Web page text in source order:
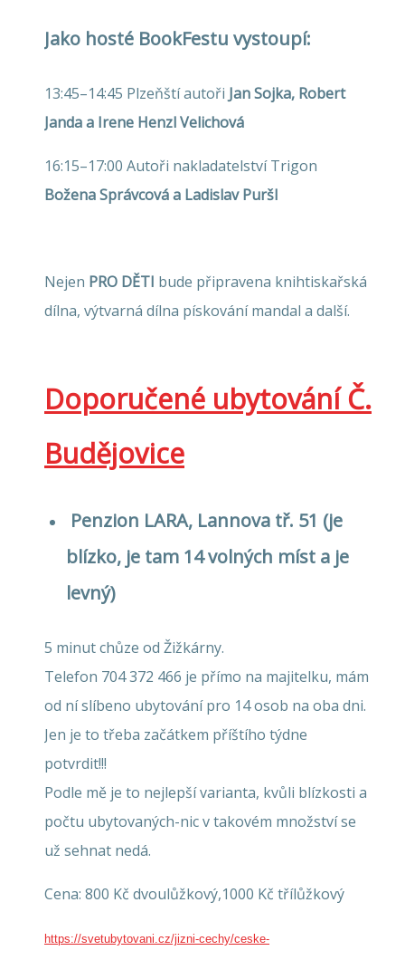
Jako hosté BookFestu vystoupí:
13:45–14:45 Plzeňští autoři Jan Sojka, Robert
Janda a Irene Henzl Velichová
16:15–17:00 Autoři nakladatelství Trigon
Božena Správcová a Ladislav Puršl
Nejen PRO DĚTI bude připravena knihtiskařská
dílna, výtvarná dílna pískování mandal a další.
Doporučené ubytování Č.
Budějovice
Penzion LARA, Lannova tř. 51 (je
blízko, je tam 14 volných míst a je
levný)
5 minut chůze od Žižkárny.
Telefon 704 372 466 je přímo na majitelku, mám
od ní slíbeno ubytování pro 14 osob na oba dni.
Jen je to třeba začátkem příštího týdne
potvrdit!!!
Podle mě je to nejlepší varianta, kvůli blízkosti a
počtu ubytovaných-nic v takovém množství se
už sehnat nedá.
Cena: 800 Kč dvoulůžkový,1000 Kč třílůžkový
https://svetubytovani.cz/jizni-cechy/ceske-